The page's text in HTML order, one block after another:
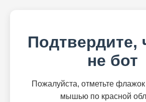
Подтвердите,
не бот
Пожалуйста, отметьте
мышью по красной